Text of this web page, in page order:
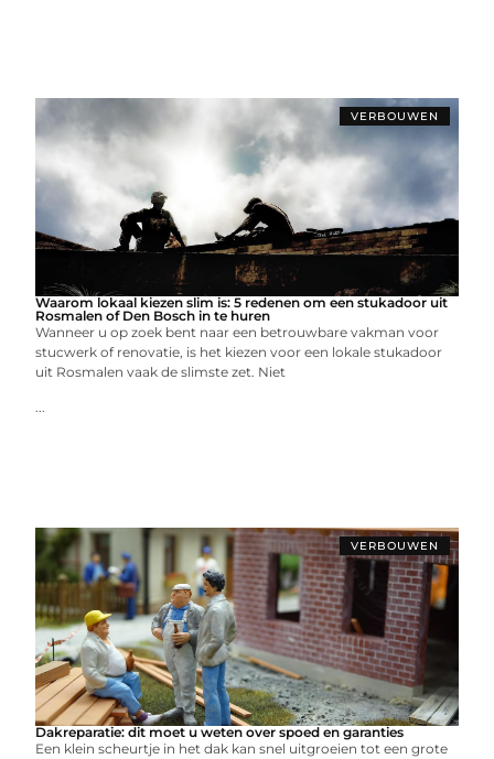
VERBOUWEN
Waarom lokaal kiezen slim is: 5 redenen om een stukadoor uit
Rosmalen of Den Bosch in te huren
Wanneer u op zoek bent naar een betrouwbare vakman voor
stucwerk of renovatie, is het kiezen voor een lokale stukadoor
uit Rosmalen vaak de slimste zet. Niet
...
VERBOUWEN
Dakreparatie: dit moet u weten over spoed en garanties
Een klein scheurtje in het dak kan snel uitgroeien tot een grote